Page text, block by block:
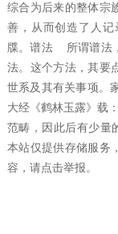
综合为后来的整体宗
善，从而创造了人
牒。谱法 所谓谱法
法。这个方法，其要
世系及其有关事项。
大经《鹤林玉露》载
范畴，因此后有少量
本站仅提供存储服务
容，请点击举报。